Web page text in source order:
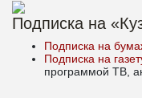
Подписка на
Подписка на
Подписка на
программой ТВ,